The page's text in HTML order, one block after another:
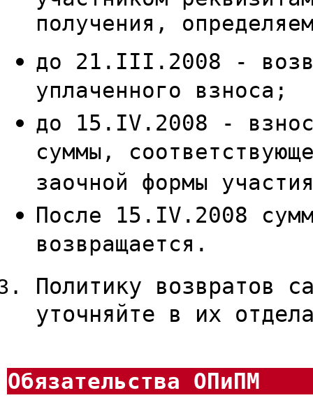
получения,
до 21.III.2008 -
уплаченного взноса;
до 15.IV.2008 - взнос
суммы,
заочной формы
После 15.IV.2008
возвращается.
Политику возвратов
уточняйте в их
Обязательства ОПиПМ